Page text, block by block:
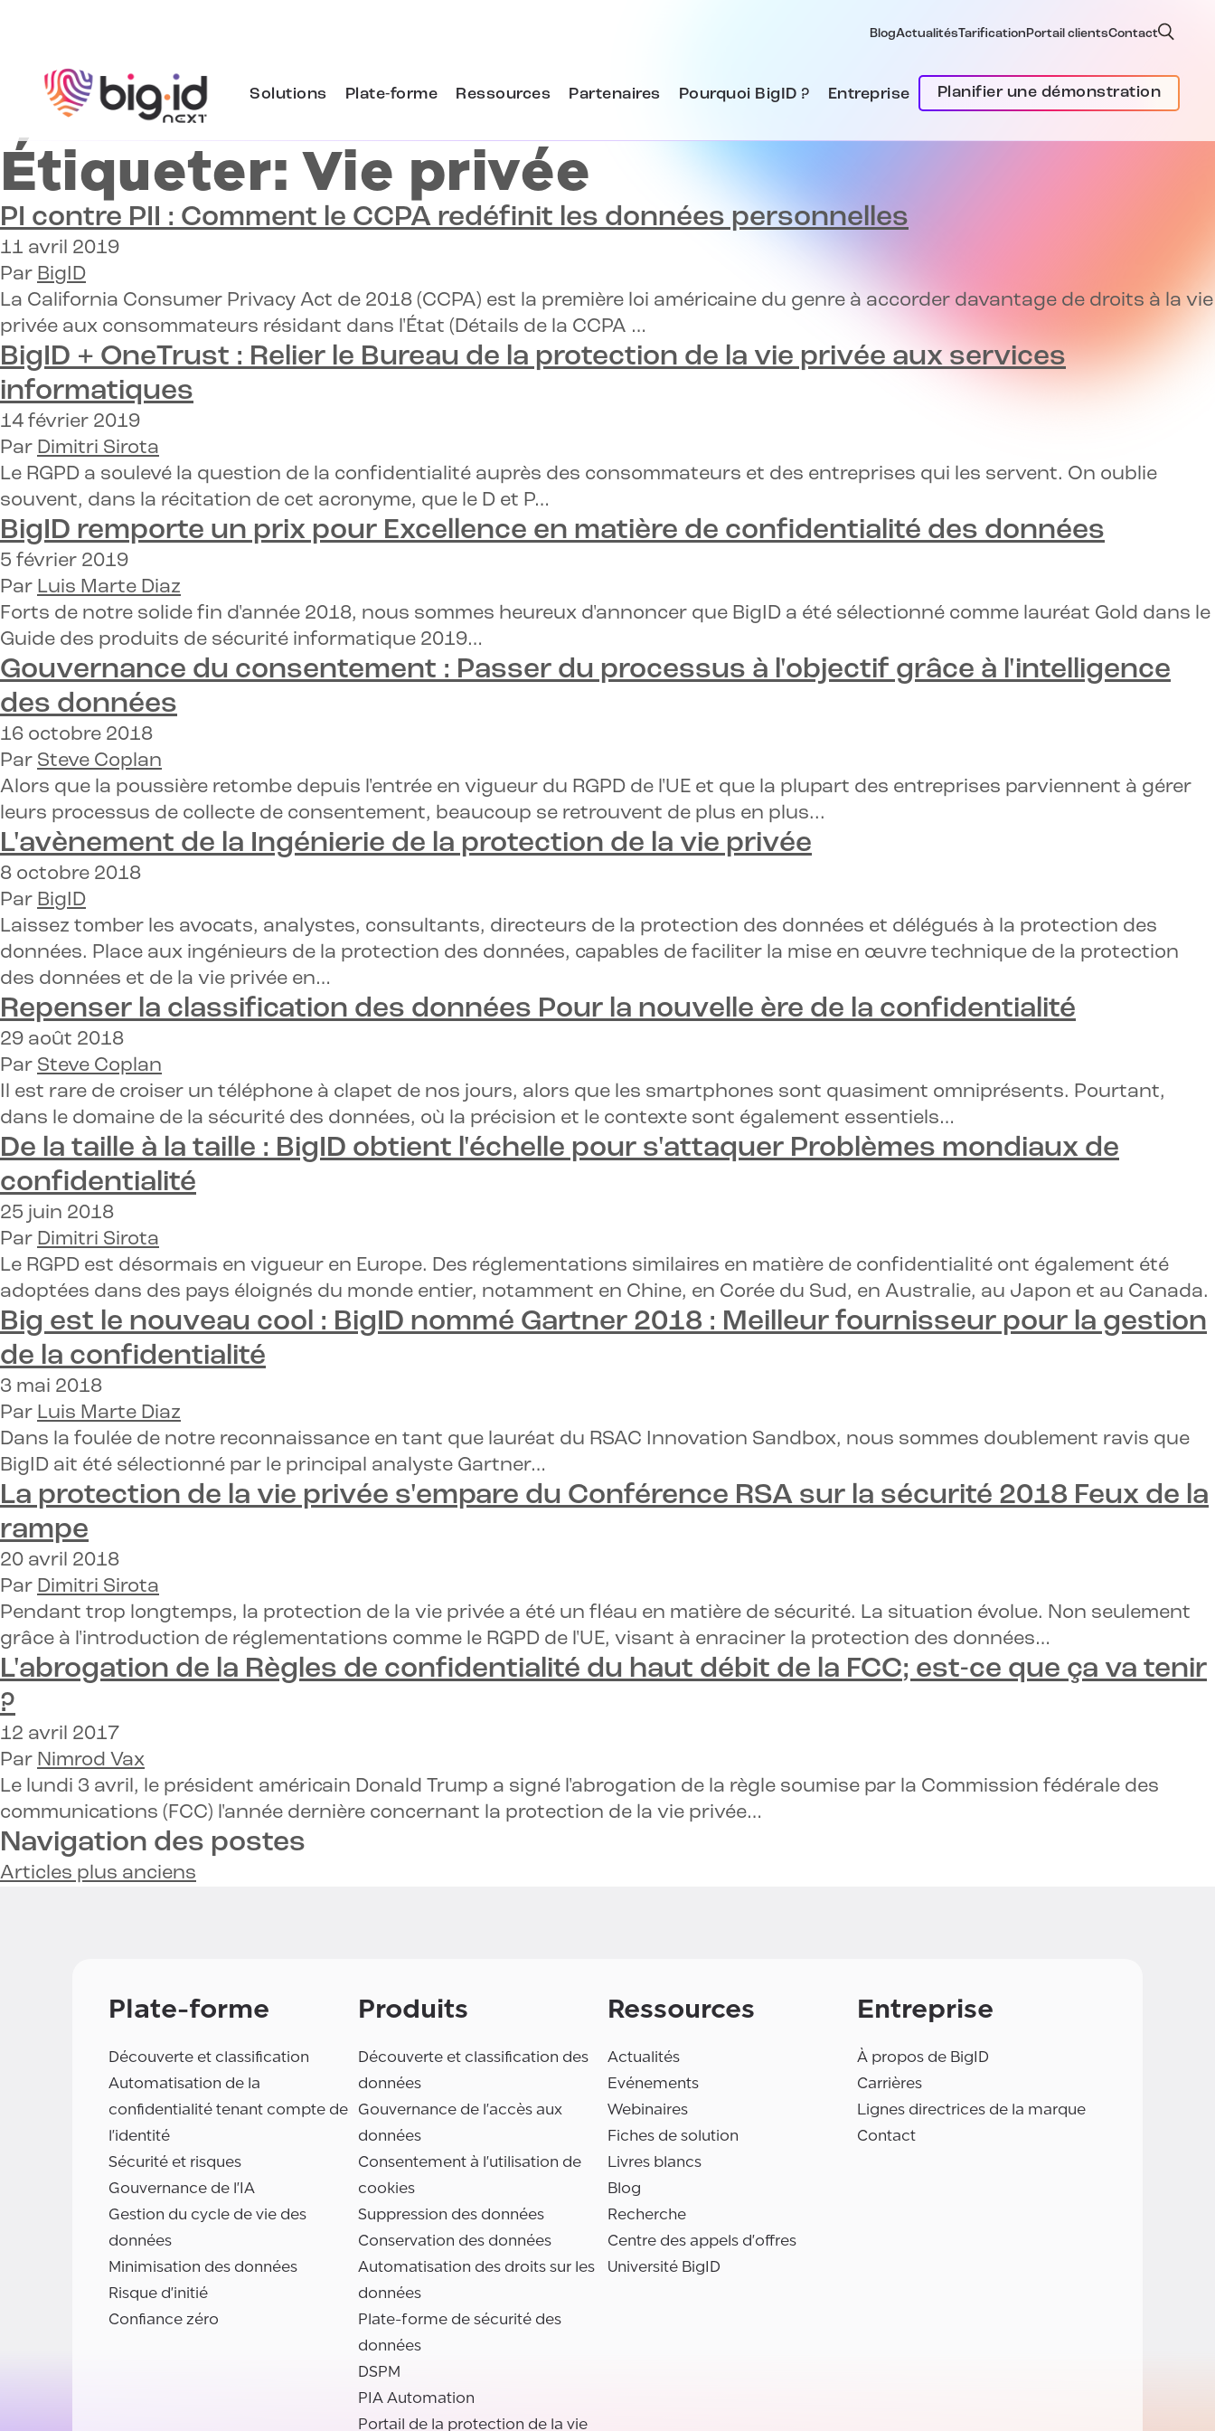
BlogActualitésTarification Portail clientsContact
Solutions Plate-forme Ressources Partenaires Pourquoi BigID ? Entreprise Planifier une démonstration
Étiqueter: Vie privée
PI contre PII : Comment le CCPA redéfinit les données personnelles
11 avril 2019
Par BigID
La California Consumer Privacy Act de 2018 (CCPA) est la première loi américaine du genre à accorder davantage de droits à la vie
privée aux consommateurs résidant dans l'État (Détails de la CCPA …
BigID + OneTrust : Relier le Bureau de la protection de la vie privée aux services
informatiques
14 février 2019
Par Dimitri Sirota
Le RGPD a soulevé la question de la confidentialité auprès des consommateurs et des entreprises qui les servent. On oublie
souvent, dans la récitation de cet acronyme, que le D et P…
BigID remporte un prix pour Excellence en matière de confidentialité des données
5 février 2019
Par Luis Marte Diaz
Forts de notre solide fin d'année 2018, nous sommes heureux d'annoncer que BigID a été sélectionné comme lauréat Gold dans le
Guide des produits de sécurité informatique 2019…
Gouvernance du consentement : Passer du processus à l'objectif grâce à l'intelligence
des données
16 octobre 2018
Par Steve Coplan
Alors que la poussière retombe depuis l'entrée en vigueur du RGPD de l'UE et que la plupart des entreprises parviennent à gérer
leurs processus de collecte de consentement, beaucoup se retrouvent de plus en plus...
L'avènement de la Ingénierie de la protection de la vie privée
8 octobre 2018
Par BigID
Laissez tomber les avocats, analystes, consultants, directeurs de la protection des données et délégués à la protection des
données. Place aux ingénieurs de la protection des données, capables de faciliter la mise en œuvre technique de la protection
des données et de la vie privée en…
Repenser la classification des données Pour la nouvelle ère de la confidentialité
29 août 2018
Par Steve Coplan
Il est rare de croiser un téléphone à clapet de nos jours, alors que les smartphones sont quasiment omniprésents. Pourtant,
dans le domaine de la sécurité des données, où la précision et le contexte sont également essentiels…
De la taille à la taille : BigID obtient l'échelle pour s'attaquer Problèmes mondiaux de
confidentialité
25 juin 2018
Par Dimitri Sirota
Le RGPD est désormais en vigueur en Europe. Des réglementations similaires en matière de confidentialité ont également été
adoptées dans des pays éloignés du monde entier, notamment en Chine, en Corée du Sud, en Australie, au Japon et au Canada.
Big est le nouveau cool : BigID nommé Gartner 2018 : Meilleur fournisseur pour la gestion
de la confidentialité
3 mai 2018
Par Luis Marte Diaz
Dans la foulée de notre reconnaissance en tant que lauréat du RSAC Innovation Sandbox, nous sommes doublement ravis que
BigID ait été sélectionné par le principal analyste Gartner…
La protection de la vie privée s'empare du Conférence RSA sur la sécurité 2018 Feux de la
rampe
20 avril 2018
Par Dimitri Sirota
Pendant trop longtemps, la protection de la vie privée a été un fléau en matière de sécurité. La situation évolue. Non seulement
grâce à l'introduction de réglementations comme le RGPD de l'UE, visant à enraciner la protection des données…
L'abrogation de la Règles de confidentialité du haut débit de la FCC; est-ce que ça va tenir
?
12 avril 2017
Par Nimrod Vax
Le lundi 3 avril, le président américain Donald Trump a signé l'abrogation de la règle soumise par la Commission fédérale des
communications (FCC) l'année dernière concernant la protection de la vie privée…
Navigation des postes
Articles plus anciens
Plate-forme
Découverte et classification
Automatisation de la
confidentialité tenant compte de
l'identité
Sécurité et risques
Gouvernance de l'IA
Gestion du cycle de vie des
données
Minimisation des données
Risque d'initié
Confiance zéro
Produits
Découverte et classification des
données
Gouvernance de l'accès aux
données
Consentement à l'utilisation de
cookies
Suppression des données
Conservation des données
Automatisation des droits sur les
données
Plate-forme de sécurité des
données
DSPM
PIA Automation
Portail de la protection de la vie
Ressources
Actualités
Evénements
Webinaires
Fiches de solution
Livres blancs
Blog
Recherche
Centre des appels d'offres
Université BigID
Entreprise
À propos de BigID
Carrières
Lignes directrices de la marque
Contact